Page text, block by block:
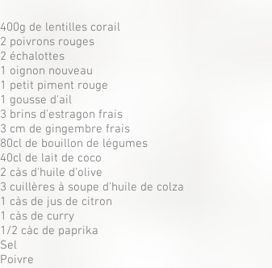
400g de lentilles corail
2 poivrons rouges
2 échalottes
1 oignon nouveau
1 petit piment rouge
1 gousse d'ail
3 brins d'estragon frais
3 cm de gingembre frais
80cl de bouillon de légumes
40cl de lait de coco
2 càs d'huile d'olive
3 cuillères à soupe d'huile de colza
1 càs de jus de citron
1 càs de curry
1/2 càc de paprika
Sel
Poivre